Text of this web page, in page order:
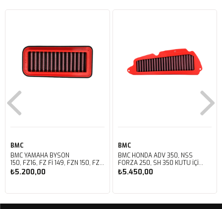
BMC
BMC YAMAHA BYSON
150, FZ16, FZ FI 149, FZN 150, FZS
FI V3 KUTU İÇİ PERFORMANS
HAVA FİLTRESİ FM01147
₺5.200,00
BMC
BMC HONDA ADV 350, NSS
FORZA 250, SH 350 KUTU İÇİ
PERFORMANS HAVA FİLTRESİ
₺5.450,00